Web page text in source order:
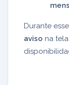
Durante
aviso na